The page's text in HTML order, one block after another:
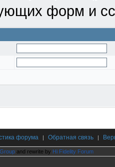
форм и
форума | Обратная связь |
and rewrite by Hi Fidelity Forum